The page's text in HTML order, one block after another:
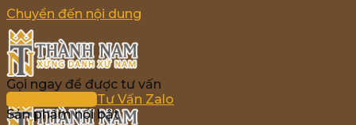
Chuyển đến nội dung
Gọi ngay để được tư vấn
036 690 7777
Tư Vấn Zalo
Sản phẩm nổi bật